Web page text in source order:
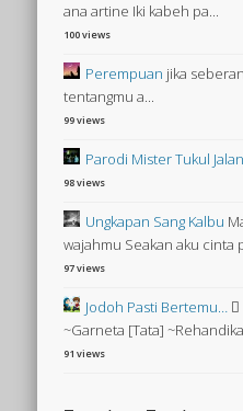
ana artine Iki kabeh pa...
100 views
Perempuan jika
tentangmu a...
99 views
Parodi Mister Tukul
98 views
Ungkapan Sang Kalbu
wajahmu Seakan aku cinta
97 views
Jodoh Pasti Bertemu… 
~Garneta [Tata]
91 views